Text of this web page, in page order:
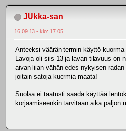
JUkka-san
16.09.13 - klo: 17.05
Anteeksi väärän termin käyttö
Lavoja oli siis 13 ja lavan tilavuus on
aivan liian vähän edes nykyisen
joitain satoja kuormia maata!
Suolaa ei taatusti saada käyttää
korjaamiseenkin tarvitaan aika paljon